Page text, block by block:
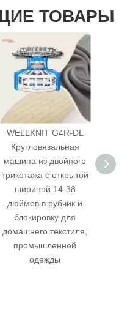
ТОВАРЫ
WELLKNIT G4R-DL
Кругловязальная
машина из двойного
трикотажа с открытой
шириной 14-38
дюймов в рубчик и
блокировку для
домашнего текстиля,
промышленной
одежды